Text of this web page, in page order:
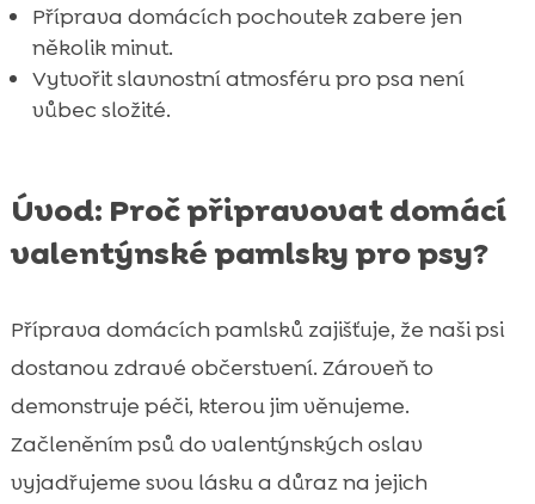
 Závěr
 FAQ
Příprava domácích pochoutek zabere jen
několik minut.
Vytvořit slavnostní atmosféru pro psa není
vůbec složité.
Úvod: Proč připravovat domácí
valentýnské pamlsky pro psy?
Příprava domácích pamlsků zajišťuje, že naši psi
dostanou zdravé občerstvení. Zároveň to
demonstruje péči, kterou jim věnujeme.
Začleněním psů do valentýnských oslav
vyjadřujeme svou lásku a důraz na jejich